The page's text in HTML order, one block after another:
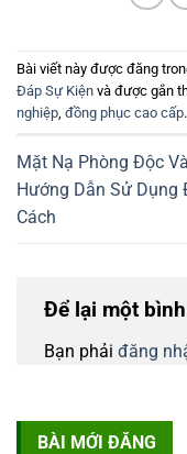
Bài viết này được đăng
Đáp Sự Kiện và được gắn
nghiệp, đồng phục cao cấp.
Mặt Nạ Phòng Độc Và
Hướng Dẫn Sử Dụng
Cách
Để lại một
Bạn phải đăng
BÀI MỚI ĐĂNG